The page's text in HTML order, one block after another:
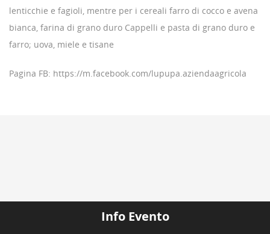
lenticchie e fagioli, mentre per i cereali farro di cocco e avena
bianca, farina di grano duro Cappelli e pasta di grano duro e
farro; uova, miele e tisane
Pagina FB: https://m.facebook.com/lupupa.aziendaagricola
Info Evento